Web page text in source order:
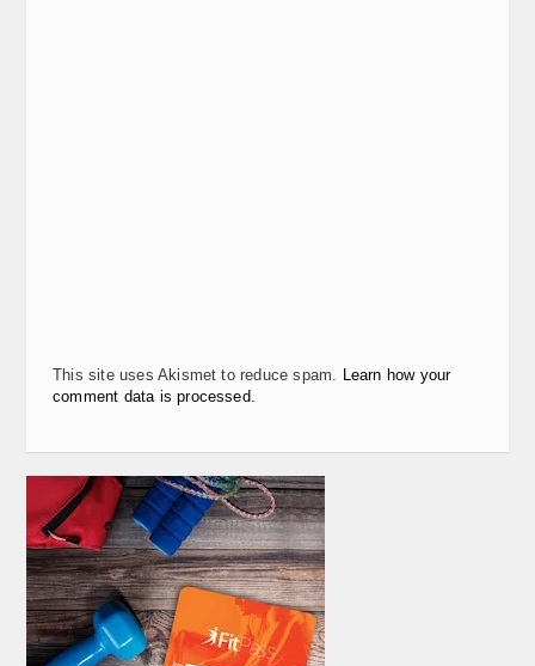
This site uses Akismet to reduce spam. Learn how your
comment data is processed.